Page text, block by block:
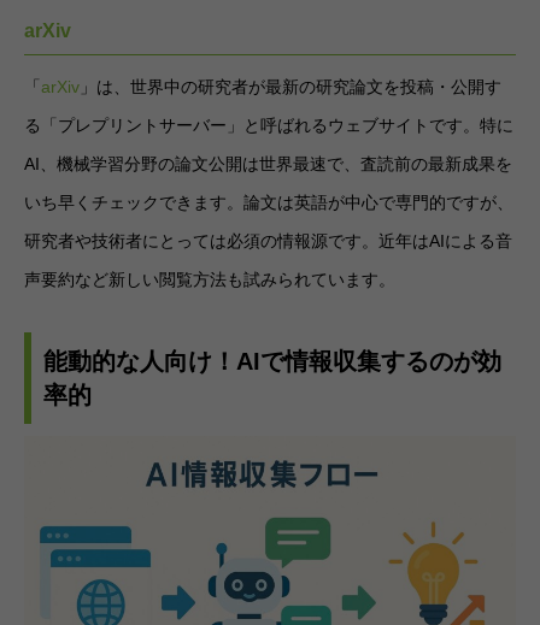
arXiv
「 arXiv 」は、世界中の研究者が最新の研究論文を投稿・公開す
る「プレプリントサーバー」と呼ばれるウェブサイトです。特に
AI、機械学習分野の論文公開は世界最速で、査読前の最新成果を
いち早くチェックできます。論文は英語が中心で専門的ですが、
研究者や技術者にとっては必須の情報源です。近年はAIによる音
声要約など新しい閲覧方法も試みられています。
能動的な人向け！AIで情報収集するのが効
率的